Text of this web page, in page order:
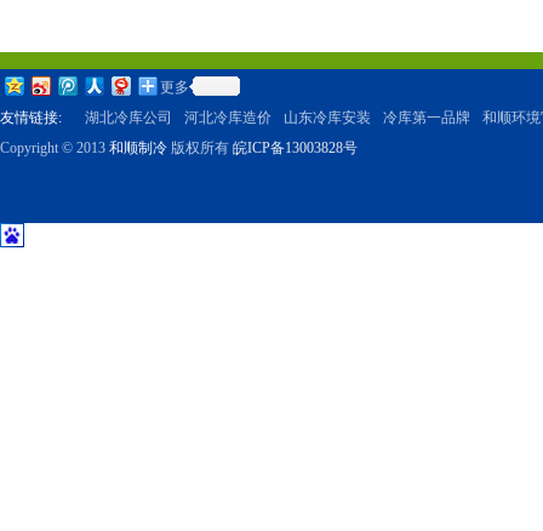
更多
友情链接:
湖北冷库公司 河北冷库造价 山东冷库安装 冷库第一品牌
和顺环
Copyright © 2013 和顺制冷 版权所有 皖ICP备13003828号